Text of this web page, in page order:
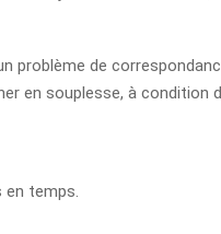
de
en souplesse, à condition
temps.